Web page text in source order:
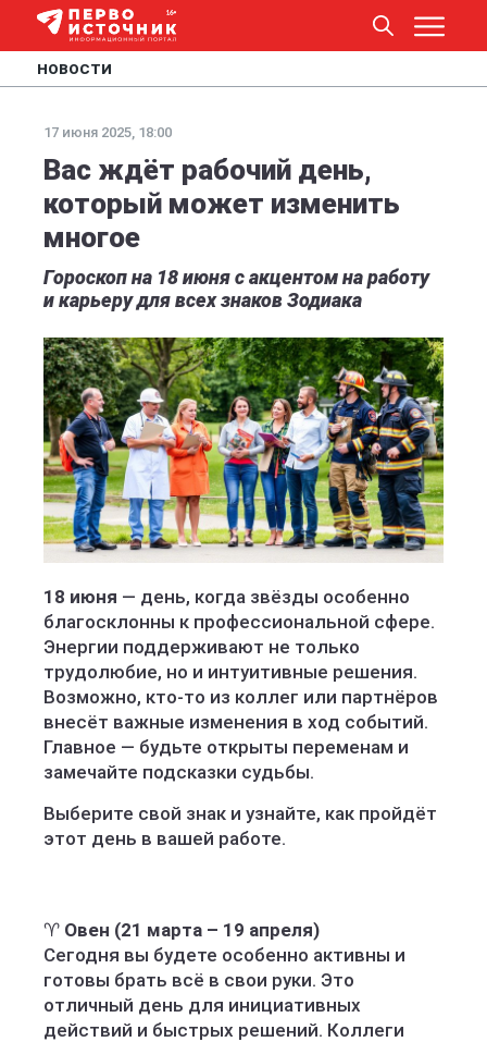
НОВОСТИ
17 июня 2025, 18:00
Вас ждёт рабочий день,
который может изменить
многое
Гороскоп на 18 июня с акцентом на работу
и карьеру для всех знаков Зодиака
18 июня — день, когда звёзды особенно
благосклонны к профессиональной сфере.
Энергии поддерживают не только
трудолюбие, но и интуитивные решения.
Возможно, кто-то из коллег или партнёров
внесёт важные изменения в ход событий.
Главное — будьте открыты переменам и
замечайте подсказки судьбы.
Выберите свой знак и узнайте, как пройдёт
этот день в вашей работе.
♈ Овен (21 марта – 19 апреля)
Сегодня вы будете особенно активны и
готовы брать всё в свои руки. Это
отличный день для инициативных
действий и быстрых решений. Коллеги